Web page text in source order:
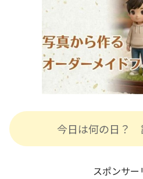
今日は何の日？
スポンサー